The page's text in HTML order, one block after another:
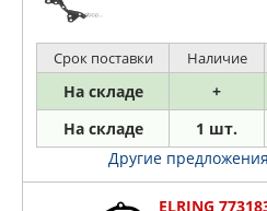
Срок поставки Наличие
На складе +
На складе 1 шт.
Другие
ELRING